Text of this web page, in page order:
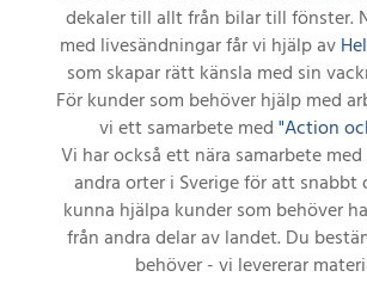
dekaler till allt från bilar till fönster.
med livesändningar får vi hjälp av
som skapar rätt känsla med sin
För kunder som behöver hjälp med
vi ett samarbete med"Action
Vi har också ett nära samarbete
andra orter i Sverige för att
kunna hjälpa kunder som behöver
från andra delar av landet. Du
behöver - vi levererar